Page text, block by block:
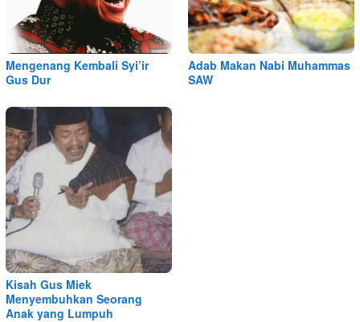
Mengenang Kembali Syi’ir
Gus Dur
Adab Makan Nabi Muhammas
SAW
Kisah Gus Miek
Menyembuhkan Seorang
Anak yang Lumpuh